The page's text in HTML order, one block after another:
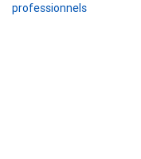
professionnels